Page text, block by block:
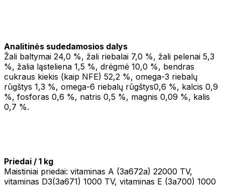
Analitinės sudedamosios dalys
Žali baltymai 24,0 %, žali riebalai 7,0 %, žali pelenai 5,3
%, žalia ląsteliena 1,5 %, drėgmė 10,0 %, bendras
cukraus kiekis (kaip NFE) 52,2 %, omega-3 riebalų
rūgštys 1,3 %, omega-6 riebalų rūgštys0,6 %, kalcis 0,9
%, fosforas 0,6 %, natris 0,5 %, magnis 0,09 %, kalis
0,7 %.
Priedai / 1 kg
Maistiniai priedai: vitaminas A (3a672a) 22000 TV,
vitaminas D3(3a671) 1000 TV, vitaminas E (3a700) 1000